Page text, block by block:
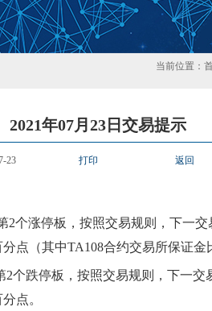
当前位置：
2021年07月23日交易提示
23 打印 返回
2个涨停板，按照交易规则，下一
分点（其中TA108合约交易所保证金
2个跌停板，按照交易规则，下一交
点。